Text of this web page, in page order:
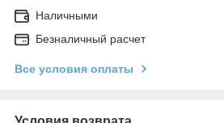
Наличными
Безналичный расчет
Все условия оплаты